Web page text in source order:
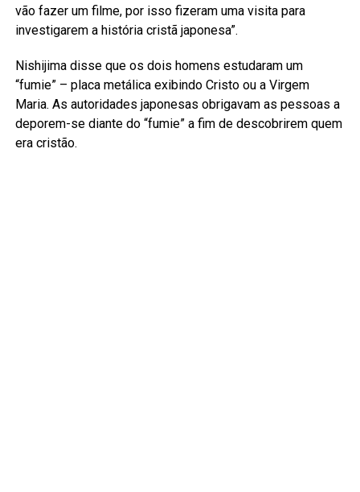
vão fazer um filme, por isso fizeram uma visita para
investigarem a história cristã japonesa”.
Nishijima disse que os dois homens estudaram um
“fumie” – placa metálica exibindo Cristo ou a Virgem
Maria. As autoridades japonesas obrigavam as pessoas a
deporem-se diante do “fumie” a fim de descobrirem quem
era cristão.